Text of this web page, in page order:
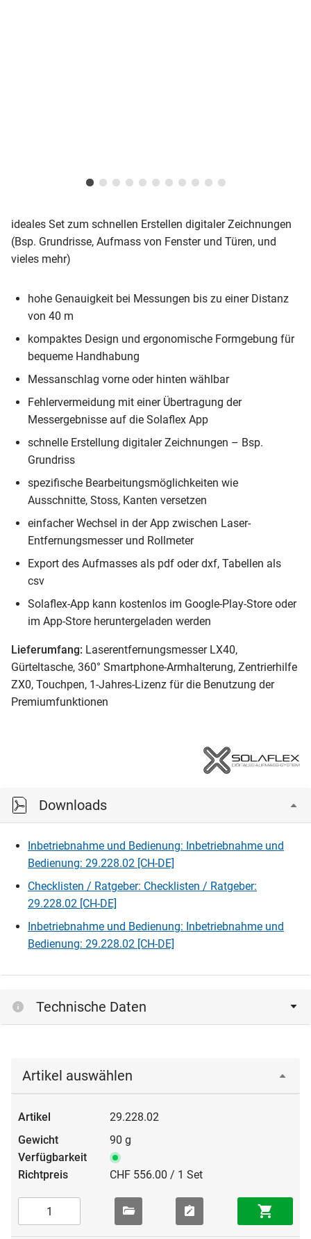
ideales Set zum schnellen Erstellen digitaler Zeichnungen
(Bsp. Grundrisse, Aufmass von Fenster und Türen, und
vieles mehr)
hohe Genauigkeit bei Messungen bis zu einer Distanz
von 40 m
kompaktes Design und ergonomische Formgebung für
bequeme Handhabung
Messanschlag vorne oder hinten wählbar
Fehlervermeidung mit einer Übertragung der
Messergebnisse auf die Solaflex App
schnelle Erstellung digitaler Zeichnungen – Bsp.
Grundriss
spezifische Bearbeitungsmöglichkeiten wie
Ausschnitte, Stoss, Kanten versetzen
einfacher Wechsel in der App zwischen Laser-
Entfernungsmesser und Rollmeter
Export des Aufmasses als pdf oder dxf, Tabellen als
csv
Solaflex-App kann kostenlos im Google-Play-Store oder
im App-Store heruntergeladen werden
Lieferumfang: Laserentfernungsmesser LX40,
Gürteltasche, 360° Smartphone-Armhalterung, Zentrierhilfe
ZX0, Touchpen, 1-Jahres-Lizenz für die Benutzung der
Premiumfunktionen
Downloads
Inbetriebnahme und Bedienung: Inbetriebnahme und
Bedienung: 29.228.02 [CH-DE]
Checklisten / Ratgeber: Checklisten / Ratgeber:
29.228.02 [CH-DE]
Inbetriebnahme und Bedienung: Inbetriebnahme und
Bedienung: 29.228.02 [CH-DE]
Technische Daten
Artikel auswählen
29.228.02
90 g
CHF 556.00 / 1 Set